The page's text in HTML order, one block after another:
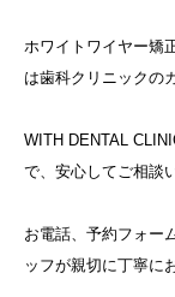
ホワイトワイヤー矯
は歯科クリニックの
WITH DENTAL
で、安心してご相談
お電話、予約フォー
ッフが親切に丁寧に